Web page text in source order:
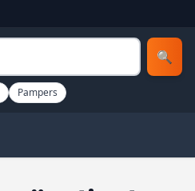
🔍
Pampers